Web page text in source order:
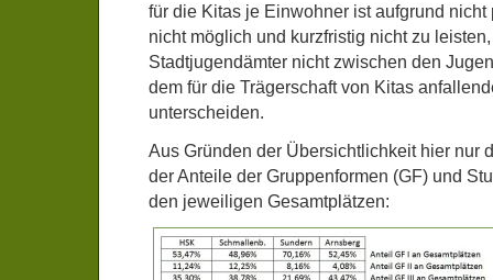
für die Kitas je Einwohner ist aufgrund
nicht möglich und kurzfristig nicht zu
Stadtjugendämter nicht zwischen den
dem für die Trägerschaft von Kitas
unterscheiden.
Aus Gründen der Übersichtlichkeit hier nur
der Anteile der Gruppenformen (GF) und
den jeweiligen Gesamtplätzen: